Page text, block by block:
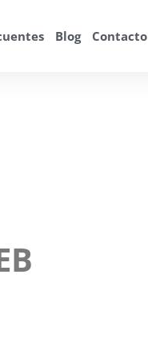
Blog Contacto